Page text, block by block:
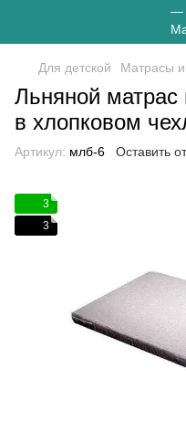
Для детской Матрасы
Льняной
в хлопковом
Артикул: млб-6 Оставить
3
3